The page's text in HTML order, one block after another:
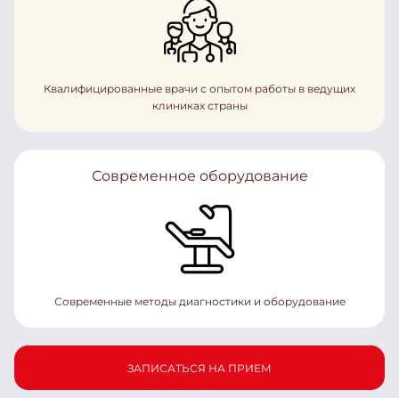
Квалифицированные врачи с опытом работы в ведущих
клиниках страны
Современное оборудование
Современные методы диагностики и оборудование
ЗАПИСАТЬСЯ НА ПРИЕМ